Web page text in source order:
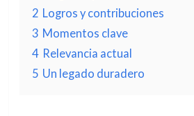
2 Logros y contribuciones
3 Momentos clave
4 Relevancia actual
5 Un legado duradero